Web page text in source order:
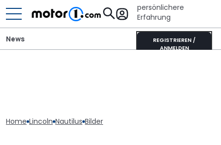
persönlichere
Erfahrung
REGISTRIEREN /
ANMELDEN
News
Home Lincoln Nautilus Bilder